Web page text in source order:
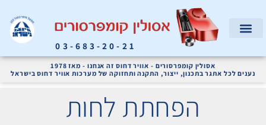
03-683-20-21
אסולין קומפרסורים - אוויר דחוס זה אנחנו - מאז 1978
נענים לכל אתגר בתכנון, ייצור, התקנה ותחזוקה של מערכות אוויר דחוס בישראל
הפחתת לחות